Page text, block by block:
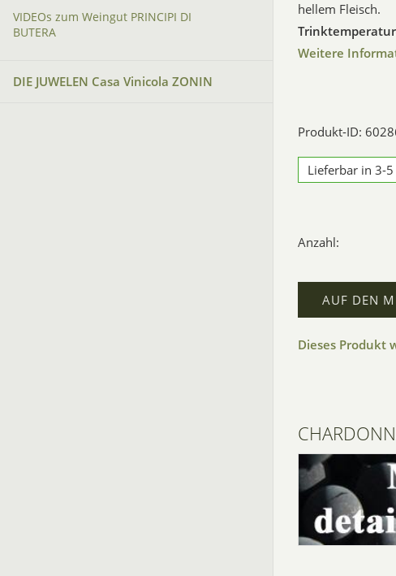
VIDEOs zum Weingut PRINCIPI DI
BUTERA
DIE JUWELEN Casa Vinicola ZONIN
hellem Fleisch.
Weitere
Produkt-ID:
Lieferbar in 3-
Anzahl:
AUF DEN
Dieses Produkt